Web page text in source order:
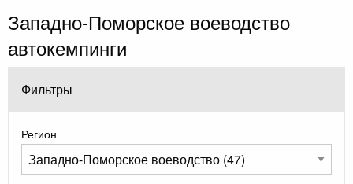
Западно-Поморское воеводство
автокемпинги
Фильтры
Регион